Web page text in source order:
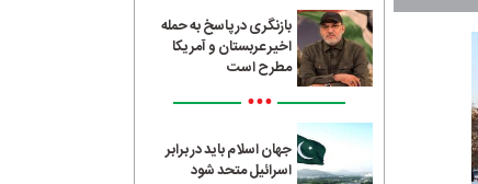
بازنگری در پاسخ به حمله
اخیر عربستان و آمریکا
مطرح است
•••
جهان اسلام باید در برابر
اسرائیل متحد شود